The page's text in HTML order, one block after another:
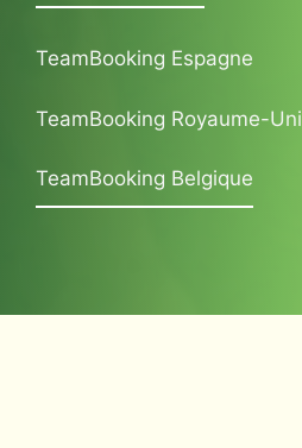
TeamBooking Espagne
TeamBooking Royaume-Uni
TeamBooking Belgique